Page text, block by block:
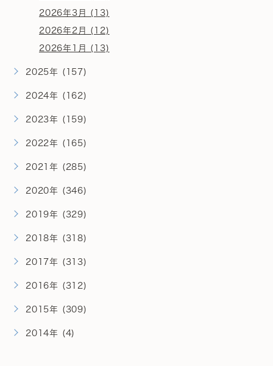
2026年3月 (13)
2026年2月 (12)
2026年1月 (13)
2025年 (157)
2024年 (162)
2023年 (159)
2022年 (165)
2021年 (285)
2020年 (346)
2019年 (329)
2018年 (318)
2017年 (313)
2016年 (312)
2015年 (309)
2014年 (4)